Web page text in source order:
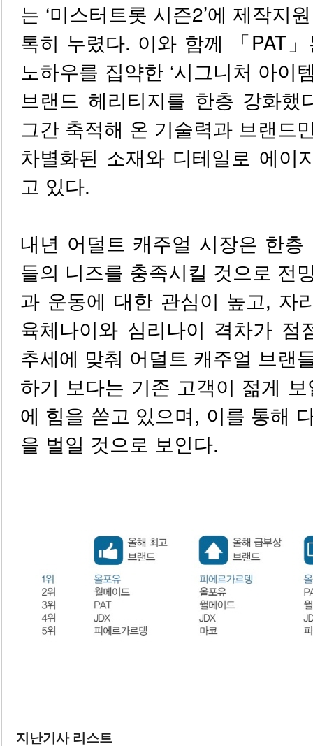
는 ‘미스터트롯 시즌2’에 제작지
톡히 누렸다. 이와 함께 「PAT
노하우를 집약한 ‘시그니처 아이
브랜드 헤리티지를 한층 강화했
그간 축적해 온 기술력과 브랜드
차별화된 소재와 디테일로 에이
고 있다.
내년 어덜트 캐주얼 시장은 한
들의 니즈를 충족시킬 것으로 전
과 운동에 대한 관심이 높고, 자
육체나이와 심리나이 격차가
추세에 맞춰 어덜트 캐주얼 브랜
하기 보다는 기존 고객이 젊게
에 힘을 쏟고 있으며, 이를 통해
을 벌일 것으로 보인다.
지난기사 리스트